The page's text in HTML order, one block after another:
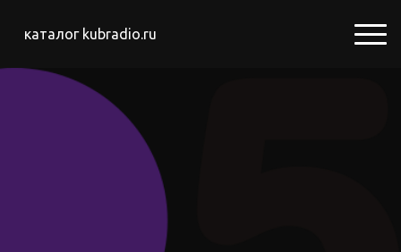
каталог kubradio.ru